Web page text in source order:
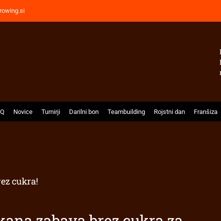
Novice Turnirji Darilni bon Teambuilding Rojstni dan Franšiza
cukra!